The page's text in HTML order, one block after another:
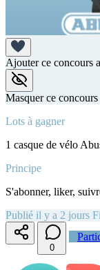
Ajouter ce concours
Masquer ce concours
Lots à gagner
1 casque de vélo
Principe
S'abonner, liker,
Publié il y a 2 jours
0